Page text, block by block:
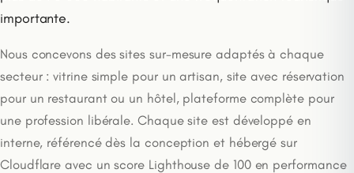
importante.
Nous concevons des sites sur-mesure adaptés à chaque
secteur : vitrine simple pour un artisan, site avec réservation
pour un restaurant ou un hôtel, plateforme complète pour
une profession libérale. Chaque site est développé en
interne, référencé dès la conception et hébergé sur
Cloudflare avec un score Lighthouse de 100 en performance